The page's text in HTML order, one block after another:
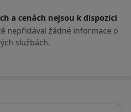
a cenách nejsou k dispozici
nepřidával žádné informace o
službách.